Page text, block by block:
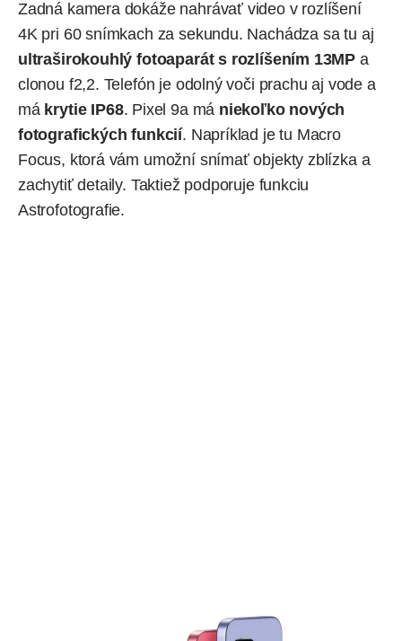
Zadná kamera dokáže nahrávať video v rozlíšení
4K pri 60 snímkach za sekundu. Nachádza sa tu aj
ultraširokouhlý fotoaparát s rozlíšením 13MP a
clonou f2,2. Telefón je odolný voči prachu aj vode a
má krytie IP68. Pixel 9a má niekoľko nových
fotografických funkcií. Napríklad je tu Macro
Focus, ktorá vám umožní snímať objekty zblízka a
zachytiť detaily. Taktiež podporuje funkciu
Astrofotografie.